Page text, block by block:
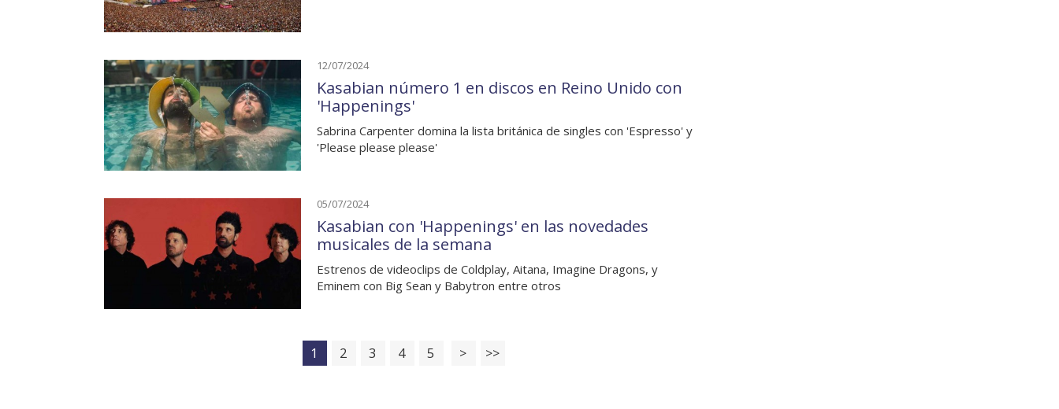
12/07/2024
Kasabian número 1 en discos en Reino Unido con
'Happenings'
Sabrina Carpenter domina la lista británica de singles con 'Espresso' y
'Please please please'
05/07/2024
Kasabian con 'Happenings' en las novedades
musicales de la semana
Estrenos de videoclips de Coldplay, Aitana, Imagine Dragons, y
Eminem con Big Sean y Babytron entre otros
1 2 3 4 5 > >>